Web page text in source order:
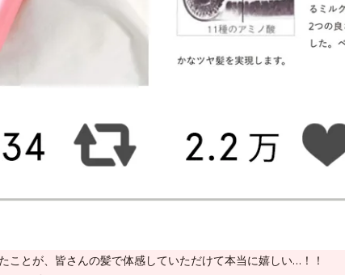
ことが、皆さんの髪で体感していただけて本当に嬉しい…！！